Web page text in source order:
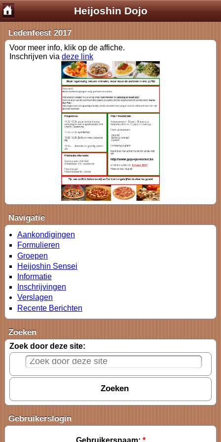
Heijoshin Dojo
Ledenfeest 2017
Voor meer info, klik op de affiche.
Inschrijven via deze link
Navigatie
Aankondigingen
Formulieren
Groepen
Heijoshin Sensei
Informatie
Inschrijvingen
Verslagen
Recente Berichten
Zoeken
Zoek door deze site:
Gebruikerslogin
Gebruikersnaam: *